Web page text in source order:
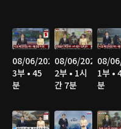
08/06/2026
3부 • 45
분
08/06/2026
2부 • 1시
간 7분
08/
1부 •
분